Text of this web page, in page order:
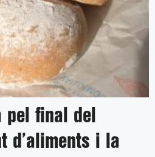
pel final del
d’aliments i la